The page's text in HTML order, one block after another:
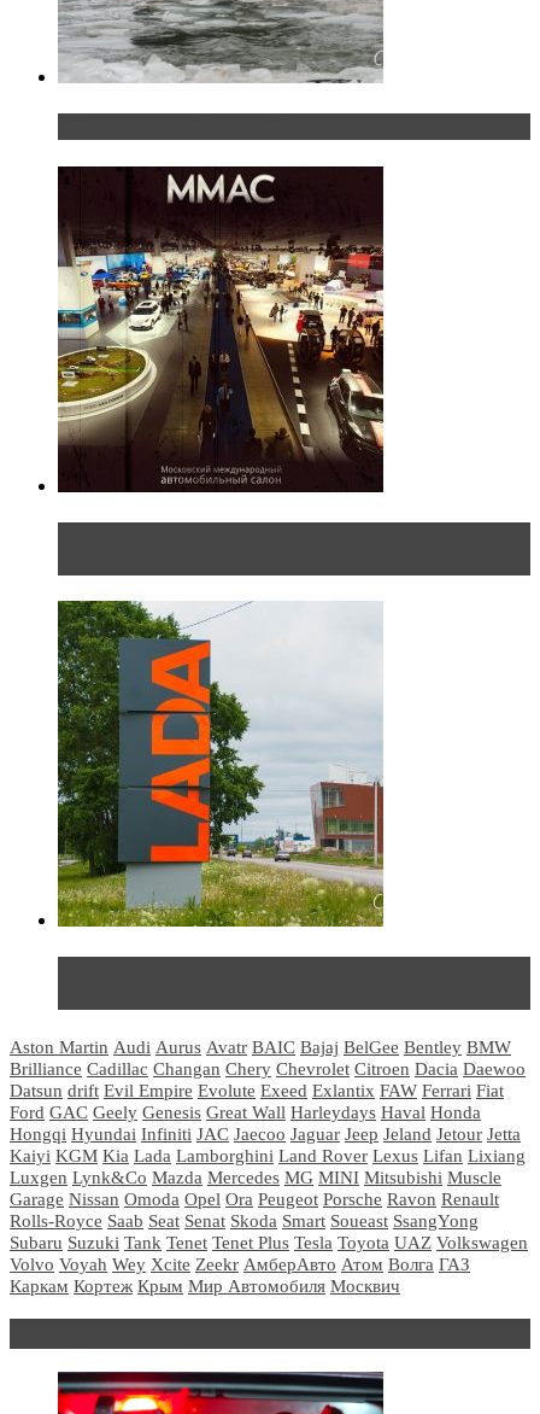
Aston Martin Audi Aurus Avatr BAIC Bajaj BelGee Bentley BMW
Brilliance Cadillac Changan Chery Chevrolet Citroen Dacia Daewoo
Datsun drift Evil Empire Evolute Exeed Exlantix FAW Ferrari Fiat
Ford GAC Geely Genesis Great Wall Harleydays Haval Honda
Hongqi Hyundai Infiniti JAC Jaecoo Jaguar Jeep Jeland Jetour Jetta
Kaiyi KGM Kia Lada Lamborghini Land Rover Lexus Lifan Lixiang
Luxgen Lynk&Co Mazda Mercedes MG MINI Mitsubishi Muscle
Garage Nissan Omoda Opel Ora Peugeot Porsche Ravon Renault
Rolls-Royce Saab Seat Senat Skoda Smart Soueast SsangYong
Subaru Suzuki Tank Tenet Tenet Plus Tesla Toyota UAZ Volkswagen
Volvo Voyah Wey Xcite Zeekr АмберАвто Атом Волга ГАЗ
Каркам Кортеж Крым Мир Автомобиля Москвич